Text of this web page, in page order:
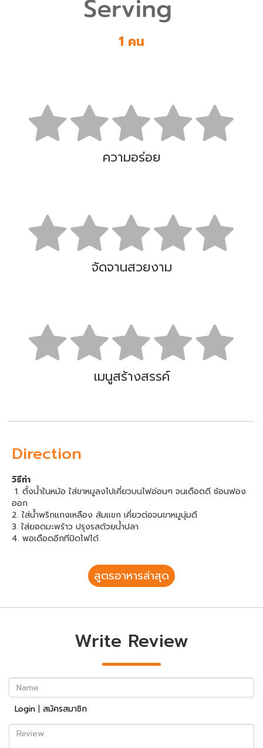
1 คน
ความอร่อย
จัดจานสวยงาม
เมนูสร้างสรรค์
Direction
วิธีทำ
1. ตั้งน้ำในหม้อ ใส่ขาหมูลงไปเคี่ยวบนไฟอ่อนๆ จนเดือดดี ช้อนฟอง
ออก
2. ใส่น้ำพริกแกงเหลือง ส้มแขก เคี่ยวต่อจนขาหมูนุ่มดี
3. ใส่ยอดมะพร้าว ปรุงรสด้วยน้ำปลา
4. พอเดือดอีกทีปิดไฟได้
สูตรอาหารล่าสุด
Write Review
Name
Login | สมัครสมาชิก
Review